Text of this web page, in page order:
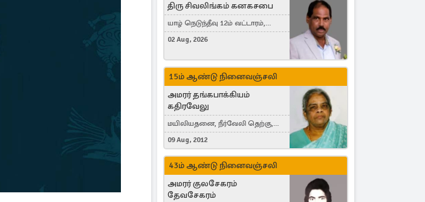
திரு சிவலிங்கம் கனகசபை
யாழ் நெடுந்தீவு 12ம் வட்டாரம்,
Jaffna, நயினாதீவு, London, United
02 Aug, 2026
15ம் ஆண்டு நினைவஞ்சலி
அமரர் தங்கபாக்கியம்
கதிரவேலு
மயிலியதனை, நீர்வேலி தெற்கு,
Herning, Denmark
09 Aug, 2012
43ம் ஆண்டு நினைவஞ்சலி
அமரர் குலசேகரம்
தேவசேகரம்